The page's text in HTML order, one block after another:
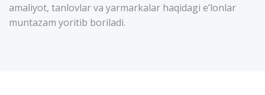
amaliyot, tanlovlar va yarmarkalar haqidagi e’lonlar
muntazam yoritib boriladi.